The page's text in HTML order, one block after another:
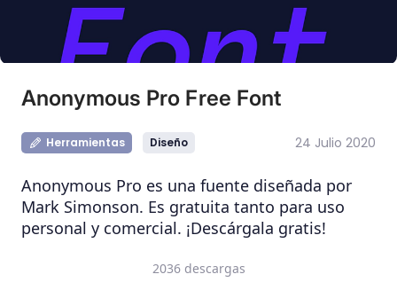
Anonymous Pro Free Font
Herramientas Diseño 24 Julio 2020
Anonymous Pro es una fuente diseñada por
Mark Simonson. Es gratuita tanto para uso
personal y comercial. ¡Descárgala gratis!
2036 descargas